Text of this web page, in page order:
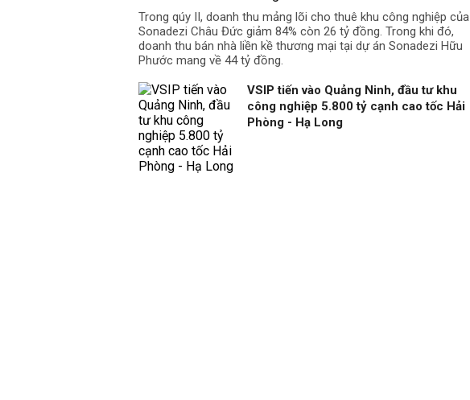
Trong qúy II, doanh thu mảng lõi cho thuê khu công nghiệp của
Sonadezi Châu Đức giảm 84% còn 26 tỷ đồng. Trong khi đó,
doanh thu bán nhà liền kề thương mại tại dự án Sonadezi Hữu
Phước mang về 44 tỷ đồng.
VSIP tiến vào Quảng Ninh, đầu tư khu
công nghiệp 5.800 tỷ cạnh cao tốc Hải
Phòng - Hạ Long